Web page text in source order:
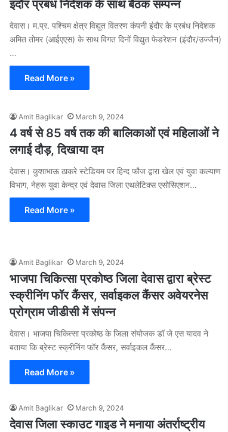
इंदौर प्रबंध निदेशक के साथ बैठक सम्पन्न
देवास। म.प्र. पश्चिम क्षेत्र विद्युत वितरण कंपनी इंदौर के प्रबंध निदेशक
अमित तोमर (आईएएस) के साथ विगत दिनों विद्युत फेडरेशन (इंदौर/उज्जैन)
…
Read More »
Amit Baglikar March 9, 2024
4 वर्ष से 85 वर्ष तक की बालिकाओं एवं महिलाओं ने
लगाई दौड़, दिखाया दम
देवास। कुशाभाऊ ठाकरे स्टेडियम पर हिन्द फौज द्वारा खेल एवं युवा कल्याण
विभाग, नेहरू युवा केन्द्र एवं देवास जिला एथलेटिक्स एसोसिएशन…
Read More »
Amit Baglikar March 9, 2024
भाजपा चिकित्सा प्रकोष्ठ जिला देवास द्वारा ब्रेस्ट
स्क्रीनिंग फॉर कैंसर, सर्वाइकल कैंसर अवेयरनेस
प्रोग्राम जीडीसी में संपन्न
देवास। भाजपा चिकित्सा प्रकोष्ठ के जिला संयोजक डॉ जे एस यादव ने
बताया कि ब्रेस्ट स्क्रीनिंग फॉर कैंसर, सर्वाइकल कैंसर…
Read More »
Amit Baglikar March 9, 2024
देवास जिला स्काउट गाइड ने मनाया अंतर्राष्ट्रीय